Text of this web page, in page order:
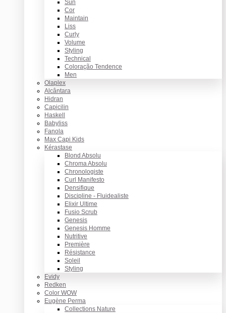
Sun
Cor
Maintain
Liss
Curly
Volume
Styling
Technical
Coloração Tendence
Men
Olaplex
Alcântara
Hidran
Capicilin
Haskell
Babyliss
Fanola
Max Capi Kids
Kérastase
Blond Absolu
Chroma Absolu
Chronologiste
Curl Manifesto
Densifique
Discipline - Fluidealiste
Elixir Ultime
Fusio Scrub
Genesis
Genesis Homme
Nutritive
Première
Résistance
Soleil
Styling
Evidy
Redken
Color WOW
Eugène Perma
Collections Nature